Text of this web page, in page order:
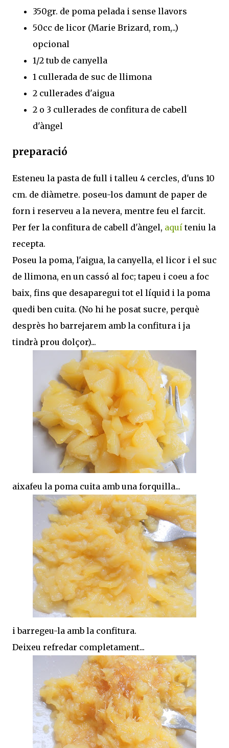
350gr. de poma pelada i sense llavors
50cc de licor (Marie Brizard, rom,..)
opcional
1/2 tub de canyella
1 cullerada de suc de llimona
2 cullerades d'aigua
2 o 3 cullerades de confitura de cabell
d'àngel
preparació
Esteneu la pasta de full i talleu 4 cercles, d'uns 10
cm. de diàmetre. poseu-los damunt de paper de
forn i reserveu a la nevera, mentre feu el farcit.
Per fer la confitura de cabell d'àngel, aquíteniu la
recepta.
Poseu la poma, l'aigua, la canyella, el licor i el suc
de llimona, en un cassó al foc; tapeu i coeu a foc
baix, fins que desaparegui tot el líquid i la poma
quedi ben cuita. (No hi he posat sucre, perquè
desprès ho barrejarem amb la confitura i ja
tindrà prou dolçor)...
aixafeu la poma cuita amb una forquilla...
i barregeu-la amb la confitura.
Deixeu refredar completament...